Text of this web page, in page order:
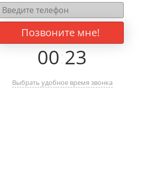
Позвоните мне!
00 23
Выбрать удобное время звонка